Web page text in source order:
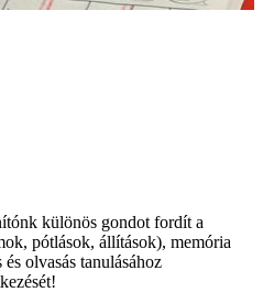
különös gondot fordít a
pótlások, állítások), memória
olvasás tanulásához